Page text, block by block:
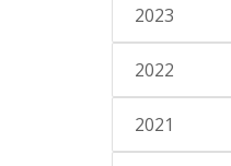
2023
2022
2021